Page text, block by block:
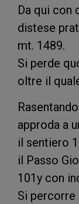
Da qui con
distese
mt. 1489.
Si perde
oltre il
approda a
il sentiero
il Passo
101y con
Si percorre